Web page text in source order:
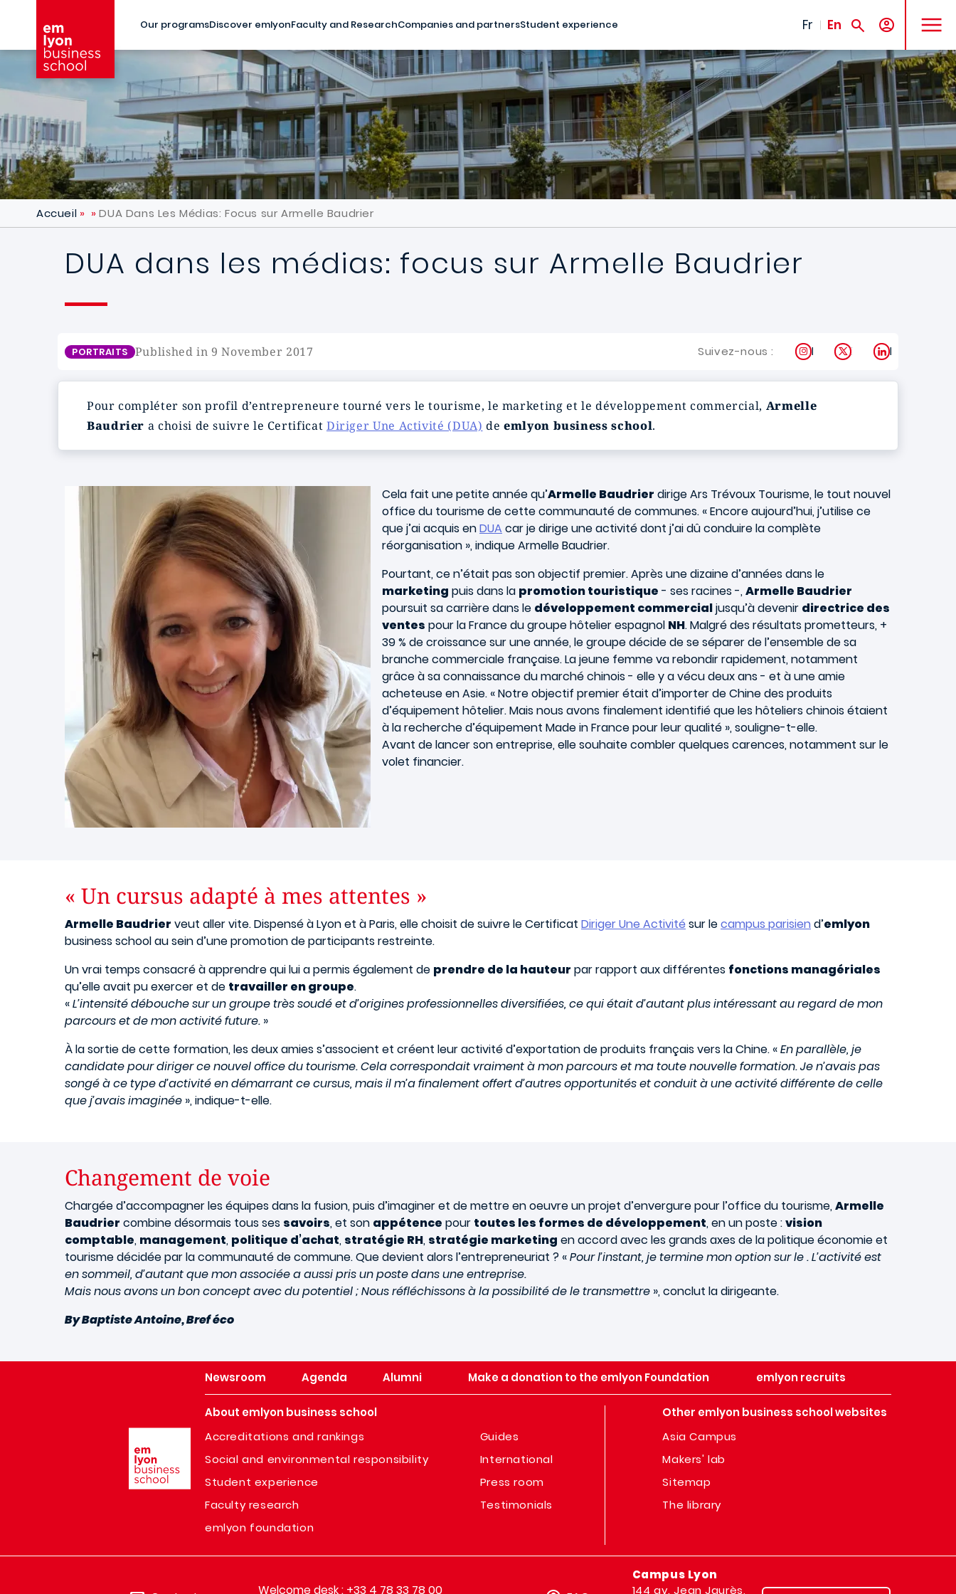
Our programsDiscover emlyonFaculty and ResearchCompanies and partnersStudent experience Fr En
MENU
Accueil DUA Dans Les Médias: Focus sur Armelle Baudrier
DUA dans les médias: focus sur Armelle Baudrier
PORTRAITS Published in 9 November 2017 Suivez-nous : Instagram
X LinkedIn
Pour compléter son profil d’entrepreneure tourné vers le tourisme, le marketing et le développement commercial, Armelle
Baudrier a choisi de suivre le Certificat Diriger Une Activité (DUA) deemlyon business school.
Image Cela fait une petite année qu’Armelle Baudrier dirige Ars Trévoux Tourisme, le tout nouvel
office du tourisme de cette communauté de communes. « Encore aujourd’hui, j’utilise ce
que j’ai acquis enDUA car je dirige une activité dont j’ai dû conduire la complète
réorganisation », indique Armelle Baudrier.
Pourtant, ce n’était pas son objectif premier. Après une dizaine d’années dans le
marketing puis dans la promotion touristique - ses racines -,Armelle Baudrier
poursuit sa carrière dans le développement commercialjusqu’à devenir directrice des
ventes pour la France du groupe hôtelier espagnol NH. Malgré des résultats prometteurs, +
39 % de croissance sur une année, le groupe décide de se séparer de l’ensemble de sa
branche commerciale française. La jeune femme va rebondir rapidement, notamment
grâce à sa connaissance du marché chinois - elle y a vécu deux ans - et à une amie
acheteuse en Asie. « Notre objectif premier était d’importer de Chine des produits
d’équipement hôtelier. Mais nous avons finalement identifié que les hôteliers chinois étaient
à la recherche d’équipement Made in France pour leur qualité », souligne-t-elle.
Avant de lancer son entreprise, elle souhaite combler quelques carences, notamment sur le
volet financier.
« Un cursus adapté à mes attentes »
Armelle Baudrier veut aller vite. Dispensé à Lyon et à Paris, elle choisit de suivre le Certificat Diriger Une Activitésur lecampus parisiend’emlyon
business school au sein d’une promotion de participants restreinte.
Un vrai temps consacré à apprendre qui lui a permis également de prendre de la hauteur par rapport aux différentes fonctions managériales
qu’elle avait pu exercer et de travailler en groupe.
«L’intensité débouche sur un groupe très soudé et d’origines professionnelles diversifiées, ce qui était d’autant plus intéressant au regard de mon
parcours et de mon activité future. »
À la sortie de cette formation, les deux amies s’associent et créent leur activité d’exportation de produits français vers la Chine. «En parallèle, je
candidate pour diriger ce nouvel office du tourisme. Cela correspondait vraiment à mon parcours et ma toute nouvelle formation. Je n’avais pas
songé à ce type d’activité en démarrant ce cursus, mais il m’a finalement offert d’autres opportunités et conduit à une activité différente de celle
que j’avais imaginée », indique-t-elle.
Changement de voie
Chargée d’accompagner les équipes dans la fusion, puis d’imaginer et de mettre en oeuvre un projet d’envergure pour l’office du tourisme,Armelle
Baudrier combine désormais tous ses savoirs, et son appétence pour toutes les formes de développement, en un poste :vision
comptable, management, politique d’achat, stratégie RH, stratégie marketing en accord avec les grands axes de la politique économie et
tourisme décidée par la communauté de commune. Que devient alors l’entrepreneuriat ? «Pour l’instant, je termine mon option sur le . L’activité est
en sommeil, d’autant que mon associée a aussi pris un poste dans une entreprise.
Mais nous avons un bon concept avec du potentiel ; Nous réfléchissons à la possibilité de le transmettre », conclut la dirigeante.
By Baptiste Antoine, Bref éco
Newsroom Agenda Alumni Make a donation to the emlyon Foundation emlyon recruits
About emlyon business school
Accreditations and rankings
Social and environmental responsibility
Student experience
Faculty research
emlyon foundation
Guides
International
Press room
Testimonials
Other emlyon business school websites
Asia Campus
Makers' lab
Sitemap
The library
Welcome desk : +33 4 78 33 78 00
Campus Lyon
144 av. Jean Jaurès,